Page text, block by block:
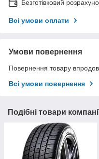
Безготівковий
Всі умови оплати
Умови повернення
Повернення товару
Всі умови повернення
Подібні товари